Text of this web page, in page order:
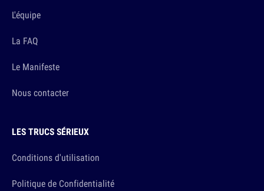
L'équipe
La FAQ
Le Manifeste
Nous contacter
LES TRUCS SÉRIEUX
Conditions d'utilisation
Politique de Confidentialité